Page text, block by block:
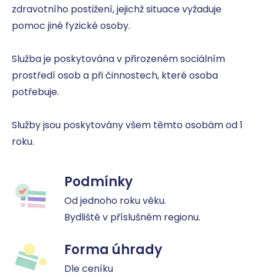
zdravotního postižení, jejichž situace vyžaduje
pomoc jiné fyzické osoby.
Služba je poskytována v přirozeném sociálním
prostředí osob a při činnostech, které osoba
potřebuje.
Služby jsou poskytovány všem těmto osobám od 1
roku.
Podmínky
Od jednoho roku věku.
Bydliště v příslušném regionu.
Forma úhrady
Dle ceníku